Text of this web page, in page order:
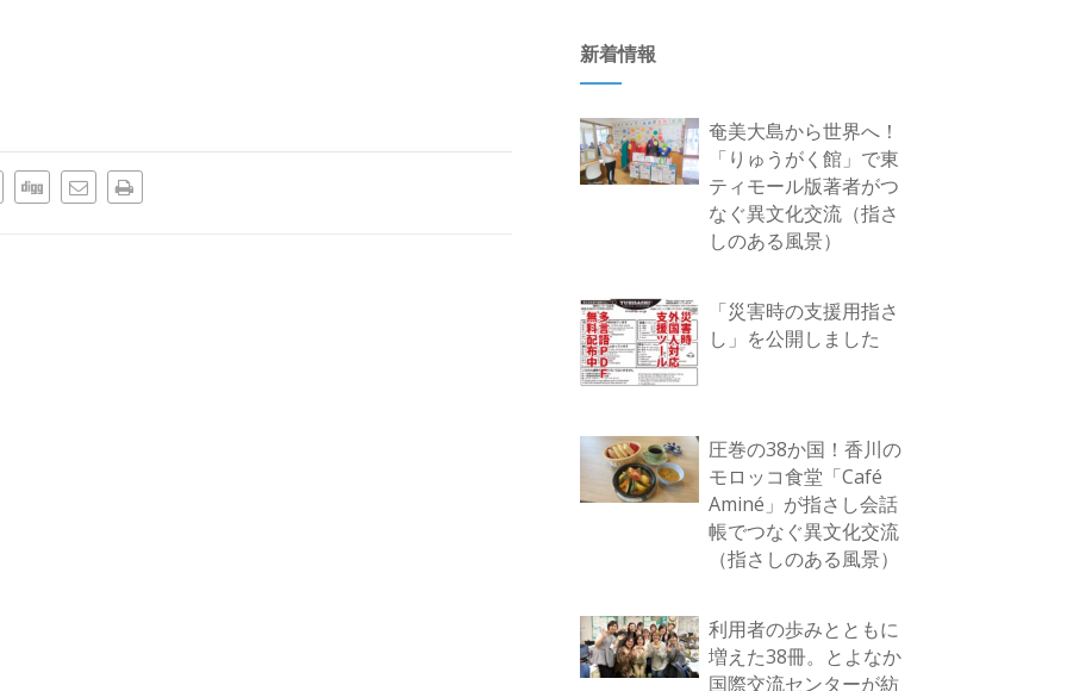
新着情報
奄美大島から世界へ！
「りゅうがく館」で東
ティモール版著者がつ
なぐ異文化交流（指さ
しのある風景）
「災害時の支援用指さ
し」を公開しました
圧巻の38か国！香川の
モロッコ食堂「Café
Aminé」が指さし会話
帳でつなぐ異文化交流
（指さしのある風景）
利用者の歩みとともに
増えた38冊。とよなか
国際交流センターが紡